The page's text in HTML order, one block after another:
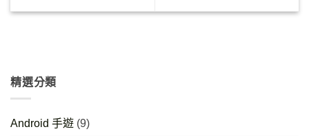
精選分類
Android 手遊 (9)